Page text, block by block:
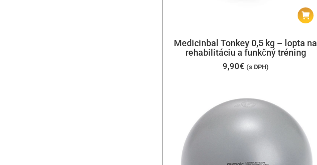
Medicinbal Tonkey 0,5 kg – lopta na
rehabilitáciu a funkčný tréning
9,90€ (s DPH)